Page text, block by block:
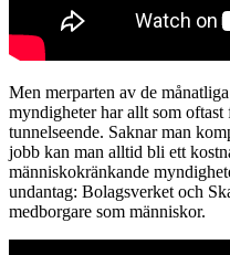
Men merparten av de
myndigheter har allt som oftast
tunnelseende. Saknar man
jobb kan man alltid bli ett
människokränkande
undantag: Bolagsverket och
medborgare som människor.